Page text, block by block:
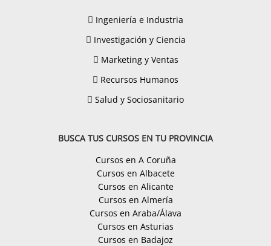
Ingeniería e Industria
Investigación y Ciencia
Marketing y Ventas
Recursos Humanos
Salud y Sociosanitario
BUSCA TUS CURSOS EN TU PROVINCIA
Cursos en A Coruña
Cursos en Albacete
Cursos en Alicante
Cursos en Almería
Cursos en Araba/Álava
Cursos en Asturias
Cursos en Badajoz